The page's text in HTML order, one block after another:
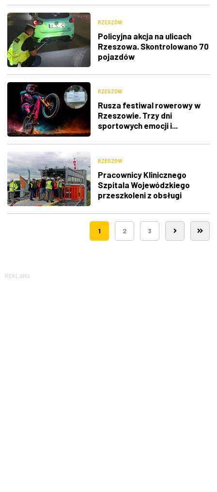
RZESZÓW
Policyjna akcja na ulicach
Rzeszowa. Skontrolowano 70
pojazdów
RZESZÓW
Rusza festiwal rowerowy w
Rzeszowie. Trzy dni
sportowych emocji i...
RZESZÓW
Pracownicy Klinicznego
Szpitala Wojewódzkiego
przeszkoleni z obsługi
śmigłowców LPR
1 2 3
REKLAMA